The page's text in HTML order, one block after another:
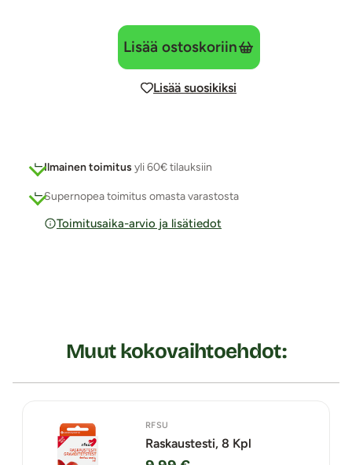
Lisää ostoskoriin
Lisää suosikiksi
Ilmainen toimitus yli 60€ tilauksiin
Supernopea toimitus omasta varastosta
Toimitusaika-arvio ja lisätiedot
Muut kokovaihtoehdot:
RFSU
Raskaustesti, 8 Kpl